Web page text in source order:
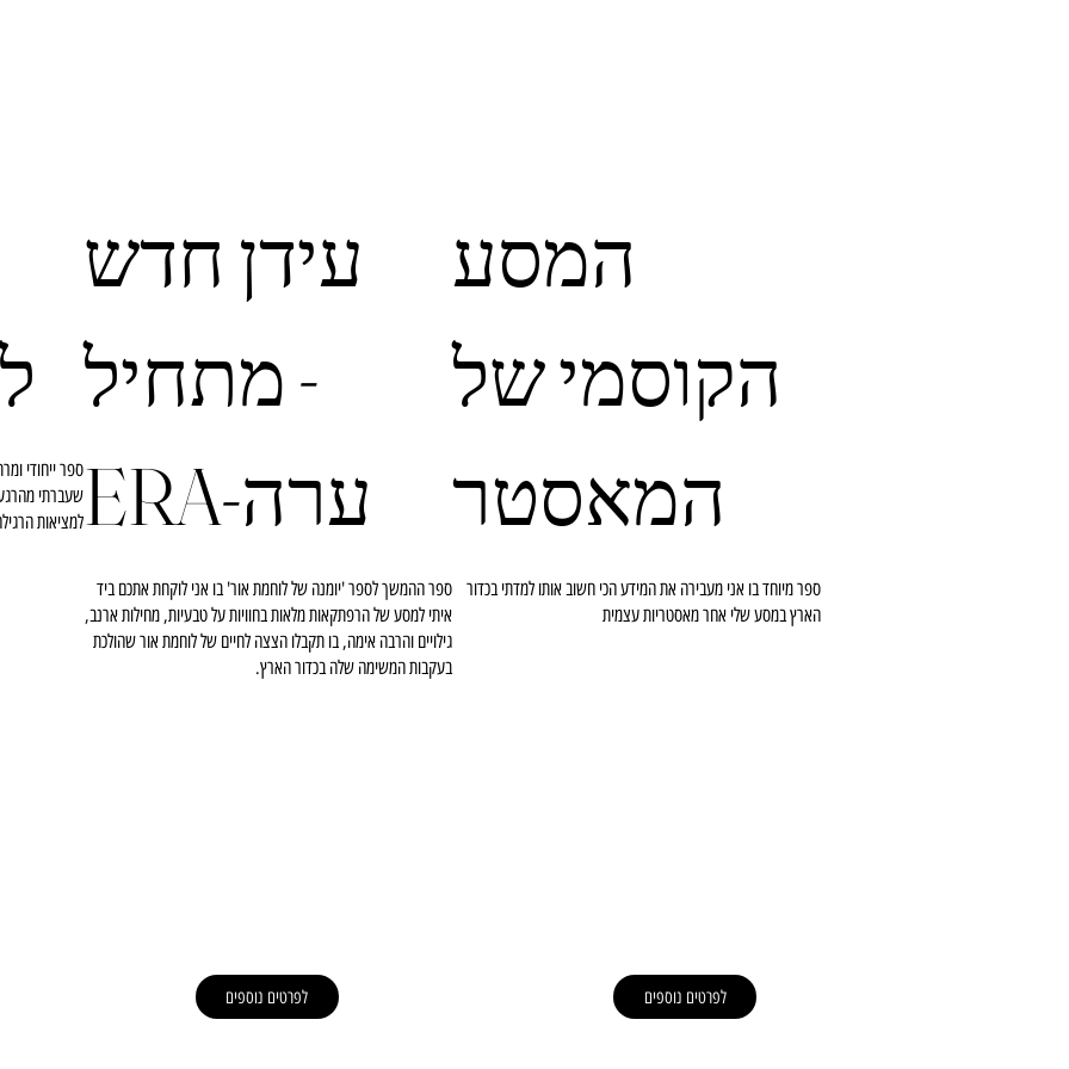
ספר ייחודי
שעברתי
למציאות
עידן חדש
מתחיל -
ERA-ערה
ספר ההמשך לספר 'יומנה של לוחמת אור' בו אני לוקחת אתכם ביד
איתי למסע של הרפתקאות מלאות בחוויות על טבעיות, מחילות ארנב,
גילויים והרבה אימה, בו תקבלו הצצה לחיים של לוחמת אור שהולכת
בעקבות המשימה שלה בכדור הארץ.
המסע
הקוסמי של
המאסטר
ספר מיוחד בו אני מעבירה את המידע הכי חשוב אותו למדתי בכדור
הארץ במסע שלי אחר מאסטריות עצמית
לפרטים נוספים לפרטים נוספים